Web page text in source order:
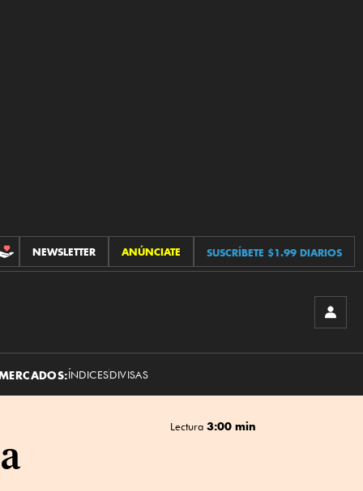
CONTRIBUCIONES
NEWSLETTER ANÚNCIATE SUSCRÍBETE $1.99 DIARIOS
ÍNDICESDIVISAS
Lectura 3:00 min